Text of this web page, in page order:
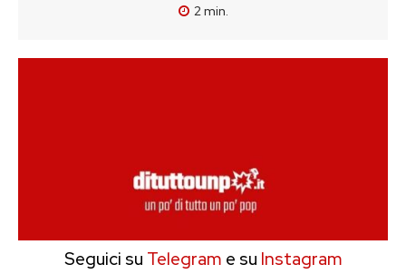
2min.
Seguici su Telegram e su Instagram